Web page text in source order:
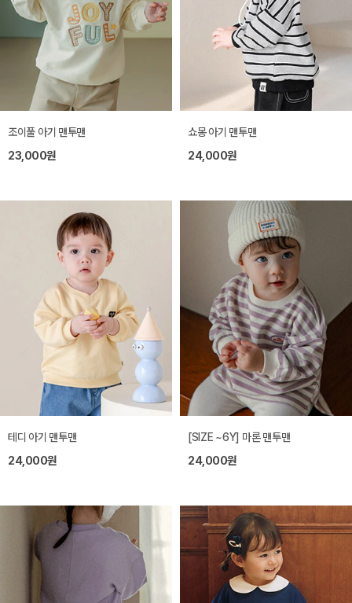
조이풀 아기 맨투맨
23,000원
쇼몽 아기 맨투맨
24,000원
테디 아기 맨투맨
24,000원
[SIZE ~6Y] 마론 맨투맨
24,000원